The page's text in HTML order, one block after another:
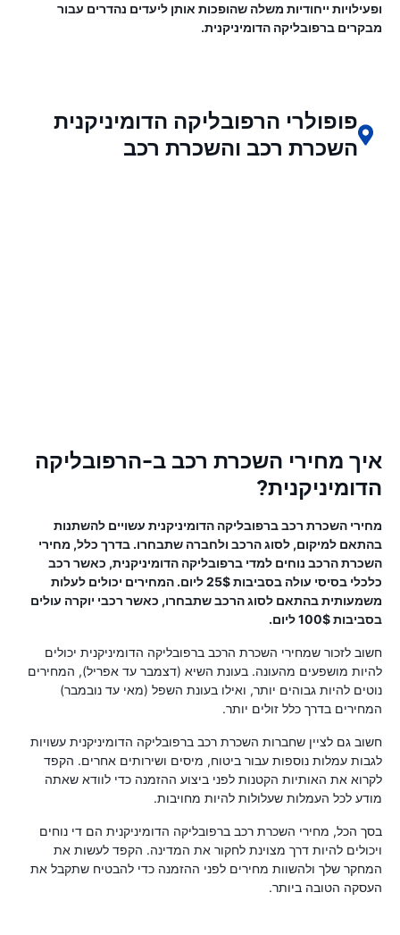
ופעילויות ייחודיות משלה שהופכות אותן ליעדים נהדרים עבור
מבקרים ברפובליקה הדומיניקנית.
פופולרי הרפובליקה הדומיניקנית
השכרת רכב והשכרת רכב
איך מחירי השכרת רכב ב-הרפובליקה
הדומיניקנית?
מחירי השכרת רכב ברפובליקה הדומיניקנית עשויים להשתנות
בהתאם למיקום, לסוג הרכב ולחברה שתבחרו. בדרך כלל, מחירי
השכרת הרכב נוחים למדי ברפובליקה הדומיניקנית, כאשר רכב
כלכלי בסיסי עולה בסביבות 25$ ליום. המחירים יכולים לעלות
משמעותית בהתאם לסוג הרכב שתבחרו, כאשר רכבי יוקרה עולים
בסביבות 100$ ליום.
חשוב לזכור שמחירי השכרת הרכב ברפובליקה הדומיניקנית יכולים
להיות מושפעים מהעונה. בעונת השיא (דצמבר עד אפריל), המחירים
נוטים להיות גבוהים יותר, ואילו בעונת השפל (מאי עד נובמבר)
המחירים בדרך כלל זולים יותר.
חשוב גם לציין שחברות השכרת רכב ברפובליקה הדומיניקנית עשויות
לגבות עמלות נוספות עבור ביטוח, מיסים ושירותים אחרים. הקפד
לקרוא את האותיות הקטנות לפני ביצוע ההזמנה כדי לוודא שאתה
מודע לכל העמלות שעלולות להיות מחויבות.
בסך הכל, מחירי השכרת רכב ברפובליקה הדומיניקנית הם די נוחים
ויכולים להיות דרך מצוינת לחקור את המדינה. הקפד לעשות את
המחקר שלך ולהשוות מחירים לפני ההזמנה כדי להבטיח שתקבל את
העסקה הטובה ביותר.